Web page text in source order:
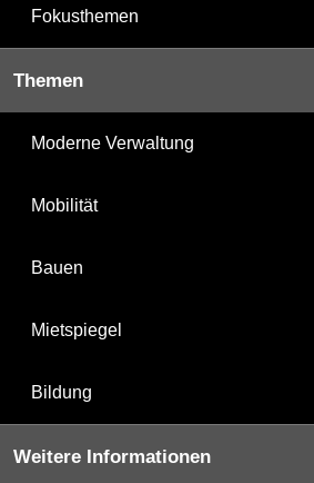
Fokusthemen
Themen
Moderne Verwaltung
Mobilität
Bauen
Mietspiegel
Bildung
Weitere Informationen